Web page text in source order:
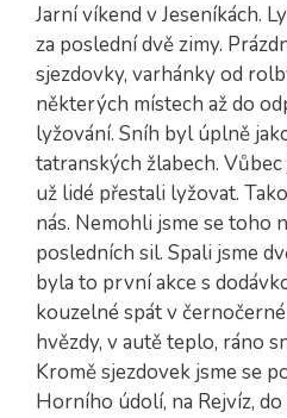
Jarní víkend v Jeseníkách.
za poslední dvě zimy.
sjezdovky, varhánky od
některých místech až do
lyžování. Sníh byl úplně
tatranských žlabech.
už lidé přestali lyžovat.
nás. Nemohli jsme se toho
posledních sil. Spali jsme
byla to první akce s
kouzelné spát v
hvězdy, v autě teplo, ráno
Kromě sjezdovek jsme se
Horního údolí, na Rejvíz,